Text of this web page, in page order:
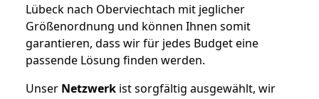
Lübeck nach Oberviechtach mit jeglicher
Größenordnung und können Ihnen somit
garantieren, dass wir für jedes Budget eine
passende Lösung finden werden.
Unser Netzwerk ist sorgfältig ausgewählt, wir